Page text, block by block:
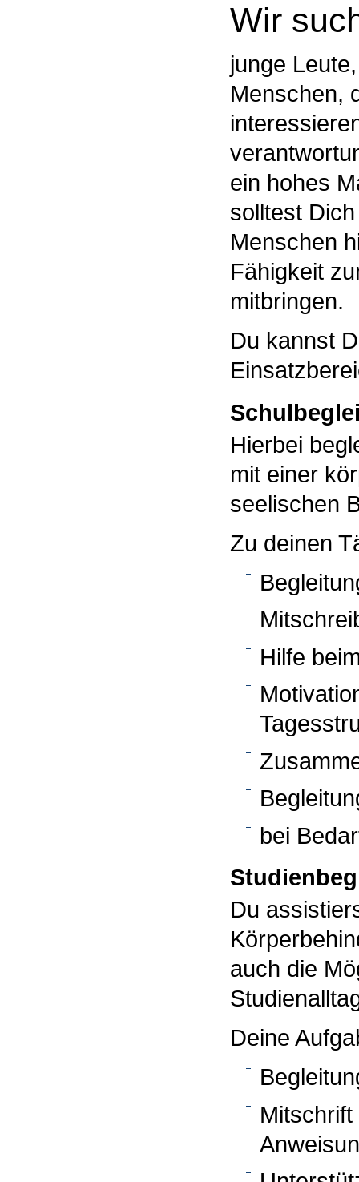
Wir
junge
Menschen,
ein hohes
solltest
Menschen
Fähigkeit
mitbringen.
Du kannst
Hierbei
mit einer
seelischen
Zu deinen
Hilfe
bei
Du
auch die
Deine